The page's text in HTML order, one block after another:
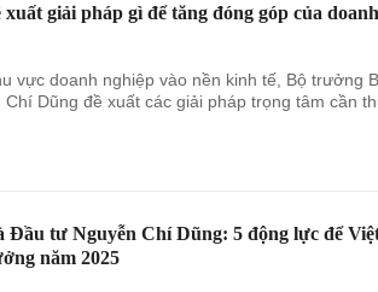
giải pháp gì để tăng đóng góp của doanh
vực doanh nghiệp vào nền kinh tế, Bộ trưởng
Dũng đề xuất các giải pháp trọng tâm cần
Đầu tư Nguyễn Chí Dũng: 5 động lực để
năm 2025